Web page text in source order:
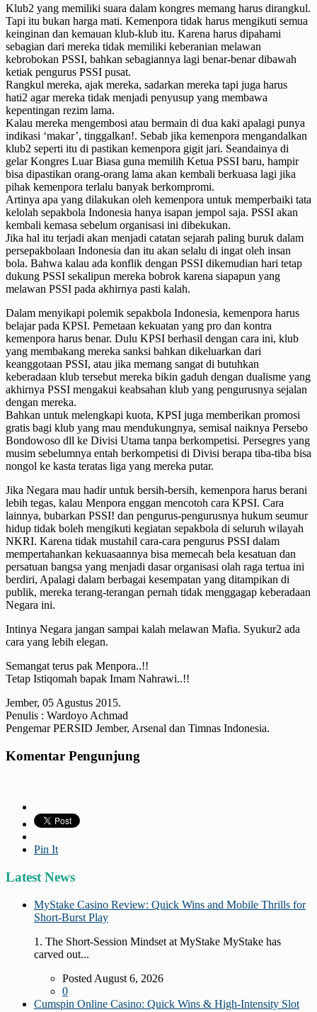
Klub2 yang memiliki suara dalam kongres memang harus dirangkul.
Tapi itu bukan harga mati. Kemenpora tidak harus mengikuti semua
keinginan dan kemauan klub-klub itu. Karena harus dipahami
sebagian dari mereka tidak memiliki keberanian melawan
kebrobokan PSSI, bahkan sebagiannya lagi benar-benar dibawah
ketiak pengurus PSSI pusat.
Rangkul mereka, ajak mereka, sadarkan mereka tapi juga harus
hati2 agar mereka tidak menjadi penyusup yang membawa
kepentingan rezim lama.
Kalau mereka mengembosi atau bermain di dua kaki apalagi punya
indikasi ‘makar’, tinggalkan!. Sebab jika kemenpora mengandalkan
klub2 seperti itu di pastikan kemenpora gigit jari. Seandainya di
gelar Kongres Luar Biasa guna memilih Ketua PSSI baru, hampir
bisa dipastikan orang-orang lama akan kembali berkuasa lagi jika
pihak kemenpora terlalu banyak berkompromi.
Artinya apa yang dilakukan oleh kemenpora untuk memperbaiki tata
kelolah sepakbola Indonesia hanya isapan jempol saja. PSSI akan
kembali kemasa sebelum organisasi ini dibekukan.
Jika hal itu terjadi akan menjadi catatan sejarah paling buruk dalam
persepakbolaan Indonesia dan itu akan selalu di ingat oleh insan
bola. Bahwa kalau ada konflik dengan PSSI dikemudian hari tetap
dukung PSSI sekalipun mereka bobrok karena siapapun yang
melawan PSSI pada akhirnya pasti kalah.
Dalam menyikapi polemik sepakbola Indonesia, kemenpora harus
belajar pada KPSI. Pemetaan kekuatan yang pro dan kontra
kemenpora harus benar. Dulu KPSI berhasil dengan cara ini, klub
yang membakang mereka sanksi bahkan dikeluarkan dari
keanggotaan PSSI, atau jika memang sangat di butuhkan
keberadaan klub tersebut mereka bikin gaduh dengan dualisme yang
akhirnya PSSI mengakui keabsahan klub yang pengurusnya sejalan
dengan mereka.
Bahkan untuk melengkapi kuota, KPSI juga memberikan promosi
gratis bagi klub yang mau mendukungnya, semisal naiknya Persebo
Bondowoso dll ke Divisi Utama tanpa berkompetisi. Persegres yang
musim sebelumnya entah berkompetisi di Divisi berapa tiba-tiba bisa
nongol ke kasta teratas liga yang mereka putar.
Jika Negara mau hadir untuk bersih-bersih, kemenpora harus berani
lebih tegas, kalau Menpora enggan mencotoh cara KPSI. Cara
lainnya, bubarkan PSSI! dan pengurus-pengurusnya hukum seumur
hidup tidak boleh mengikuti kegiatan sepakbola di seluruh wilayah
NKRI. Karena tidak mustahil cara-cara pengurus PSSI dalam
mempertahankan kekuasaannya bisa memecah bela kesatuan dan
persatuan bangsa yang menjadi dasar organisasi olah raga tertua ini
berdiri, Apalagi dalam berbagai kesempatan yang ditampikan di
publik, mereka terang-terangan pernah tidak menggagap keberadaan
Negara ini.
Intinya Negara jangan sampai kalah melawan Mafia. Syukur2 ada
cara yang lebih elegan.
Semangat terus pak Menpora..!!
Tetap Istiqomah bapak Imam Nahrawi..!!
Jember, 05 Agustus 2015.
Penulis : Wardoyo Achmad
Pengemar PERSID Jember, Arsenal dan Timnas Indonesia.
Komentar Pengunjung
Pin It
Latest News
MyStake Casino Review: Quick Wins and Mobile Thrills for
Short‑Burst Play
1. The Short‑Session Mindset at MyStake MyStake has
carved out...
Posted August 6, 2026
0
Cumspin Online Casino: Quick Wins & High‑Intensity Slot